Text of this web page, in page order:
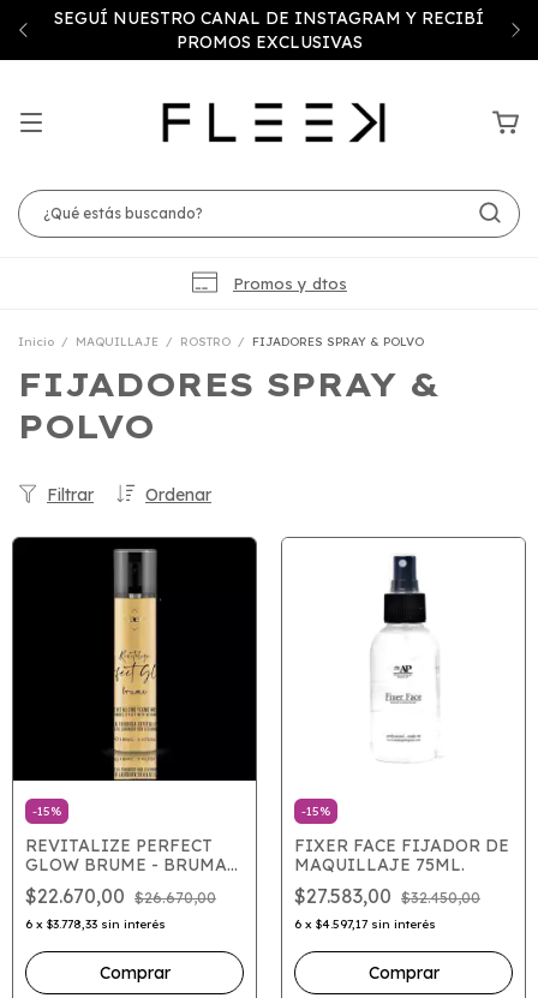
SEGUÍ NUESTRO CANAL DE INSTAGRAM Y RECIBÍ
PROMOS EXCLUSIVAS
Promos y dtos
Inicio / MAQUILLAJE / ROSTRO / FIJADORES SPRAY & POLVO
FIJADORES SPRAY &
POLVO
Ordenar
Filtrar
-15%
REVITALIZE PERFECT
GLOW BRUME - BRUMA
FIJADORA
REVITALIZANTE
$22.670,00 $26.670,00
6 x $3.778,33 sin interés
-15%
FIXER FACE FIJADOR DE
MAQUILLAJE 75ML.
$27.583,00 $32.450,00
6 x $4.597,17 sin interés